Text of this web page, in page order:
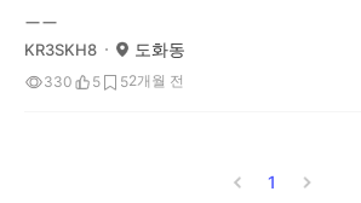
ㅡㅡ
KR3SKH8 도화동
330 5 52개월 전
1